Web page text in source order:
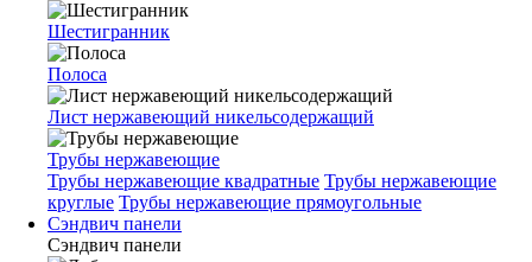
Шестигранник
Полоса
Лист нержавеющий никельсодержащий
Трубы нержавеющие
Трубы нержавеющие квадратные Трубы нержавеющие
круглые Трубы нержавеющие прямоугольные
Сэндвич панели
Сэндвич панели